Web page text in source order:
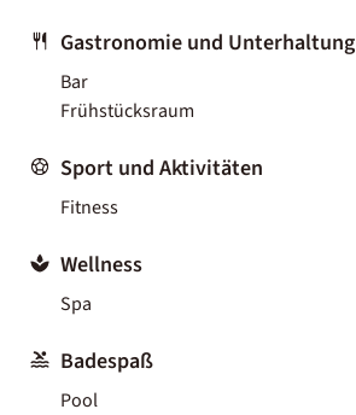
Gastronomie und Unterhaltung
Bar
Frühstücksraum
Sport und Aktivitäten
Fitness
Wellness
Spa
Badespaß
Pool